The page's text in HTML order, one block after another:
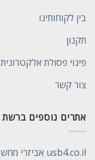
בין לקוחותינו
תקנון
פינוי פסולת אלקטרונית
צור קשר
אתרים נוספים ברשת
usb4.co.il אביזרי מחשב וחומרה